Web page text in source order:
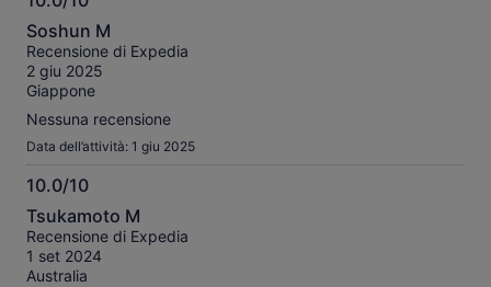
10.0
su
10
Soshun M
Recensione di Expedia
2 giu 2025
Giappone
Nessuna recensione
Data dell’attività: 1 giu 2025
10.0/10
10.0
su
10
Tsukamoto M
Recensione di Expedia
1 set 2024
Australia